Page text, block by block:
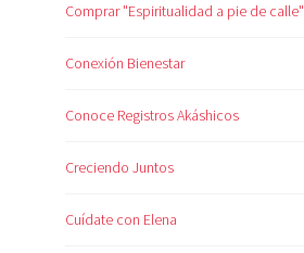
Comprar "Espiritualidad a pie de calle"
Conexión Bienestar
Conoce Registros Akáshicos
Creciendo Juntos
Cuídate con Elena